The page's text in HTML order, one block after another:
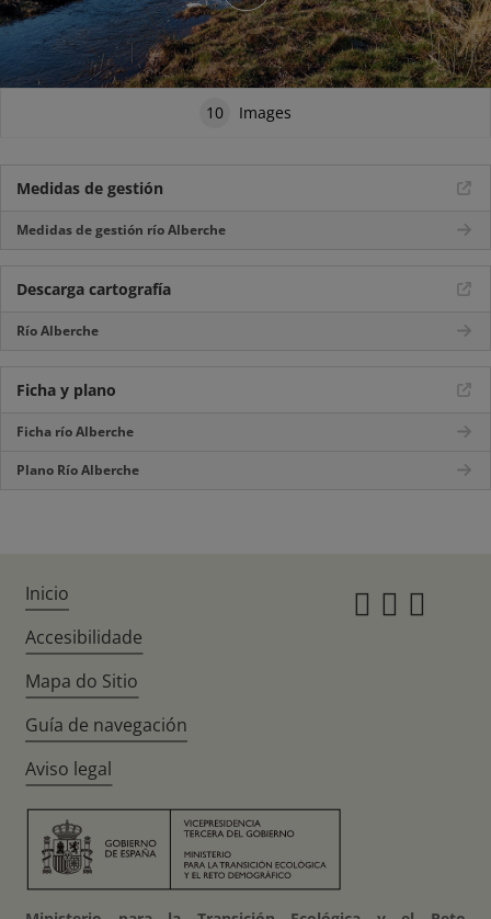
10 Images
Medidas de gestión
Medidas de gestión río Alberche
Descarga cartografía
Río Alberche
Ficha y plano
Ficha río Alberche
Plano Río Alberche
Inicio
Accesibilidade
Mapa do Sitio
Guía de navegación
Aviso legal